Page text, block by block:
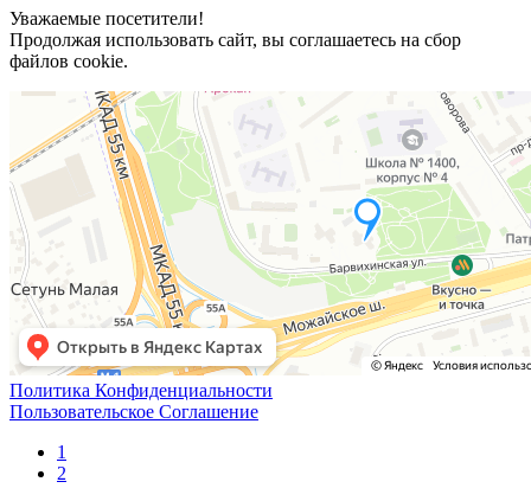
Уважаемые посетители!
Продолжая использовать сайт, вы соглашаетесь на сбор
файлов cookie.
Политика Конфиденциальности
Пользовательское Соглашение
1
2